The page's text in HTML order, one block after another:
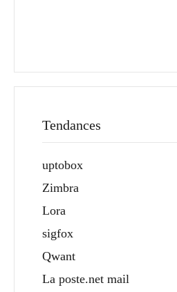
Tendances
uptobox
Zimbra
Lora
sigfox
Qwant
La poste.net mail